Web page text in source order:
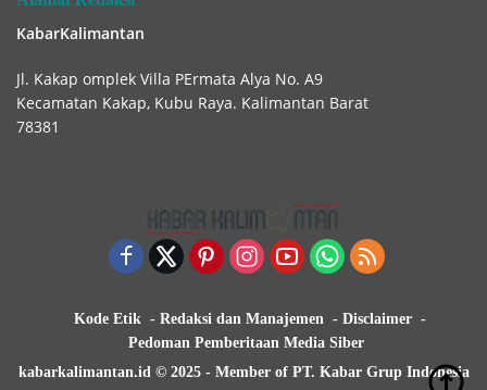
KabarKalimantan
Jl. Kakap omplek Villa PErmata Alya No. A9
Kecamatan Kakap, Kubu Raya. Kalimantan Barat
78381
Kode Etik Redaksi dan Manajemen
Disclaimer
Pedoman Pemberitaan Media Siber
kabarkalimantan.id © 2025 - Member of PT. Kabar Grup Indonesia